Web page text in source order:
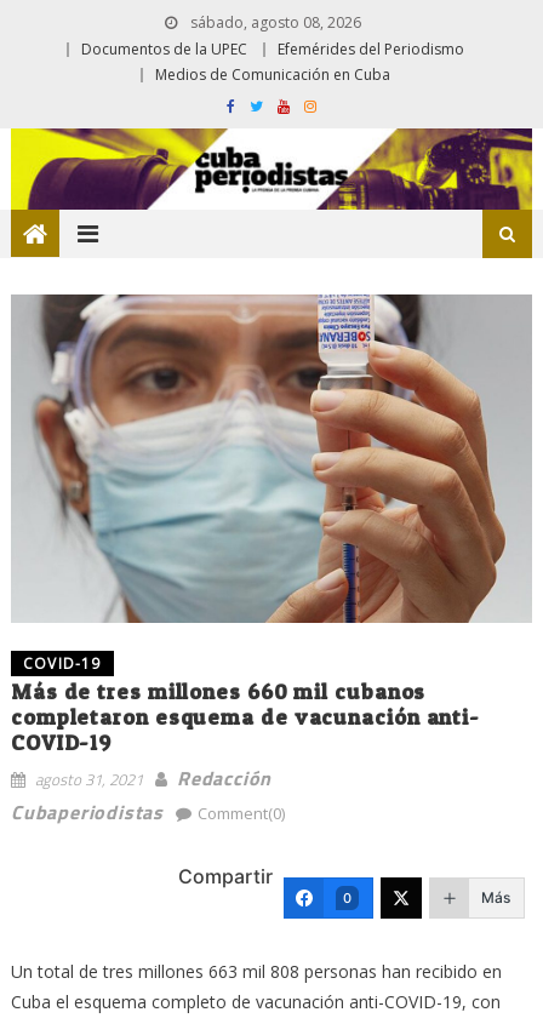
sábado, agosto 08, 2026
Documentos de la UPEC
Efemérides del Periodismo
Medios de Comunicación en Cuba
COVID-19
Más de tres millones 660 mil cubanos
completaron esquema de vacunación anti-
COVID-19
agosto 31, 2021
Redacción
Cubaperiodistas
Comment(0)
Compartir
0 Más
Un total de tres millones 663 mil 808 personas han recibido en
Cuba el esquema completo de vacunación anti-COVID-19, con